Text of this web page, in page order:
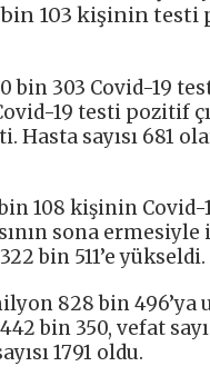
103 kişinin testi
bin 303 Covid-19
19 testi pozitif
Hasta sayısı 681
108 kişinin
sona ermesiyle
bin 511’e yükseldi.
828 bin 496’ya
bin 350, vefat
1791 oldu.